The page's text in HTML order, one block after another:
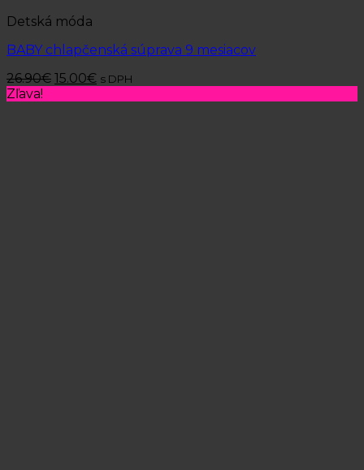
Detská móda
BABY chlapčenská súprava 9 mesiacov
26.90€ 15.00€ s DPH
Zľava!